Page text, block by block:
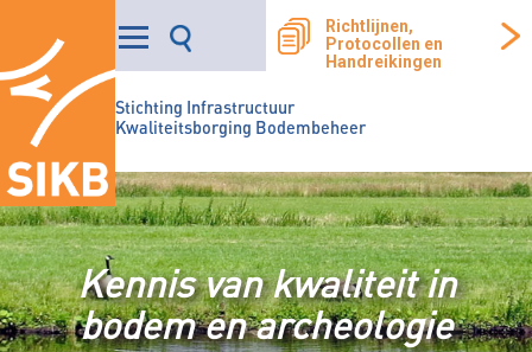
Stichting Infrastructuur
Kwaliteitsborging Bodembeheer
Richtlijnen,
Protocollen en
Handreikingen
Kennis van kwaliteit in
bodem en archeologie